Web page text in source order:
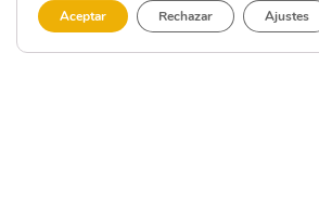
Aceptar Rechazar Ajustes